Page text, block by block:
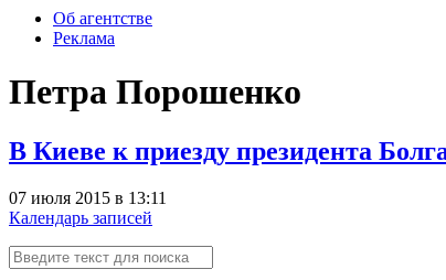
Об агентстве
Реклама
Петра Порошенко
В Киеве к приезду президента
07 июля 2015 в 13:11
Календарь записей